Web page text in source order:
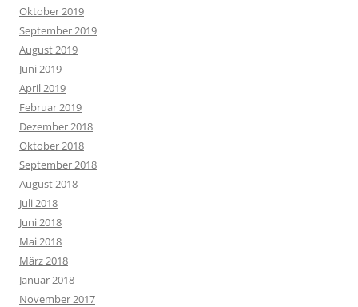
Oktober 2019
September 2019
August 2019
Juni 2019
April 2019
Februar 2019
Dezember 2018
Oktober 2018
September 2018
August 2018
Juli 2018
Juni 2018
Mai 2018
März 2018
Januar 2018
November 2017